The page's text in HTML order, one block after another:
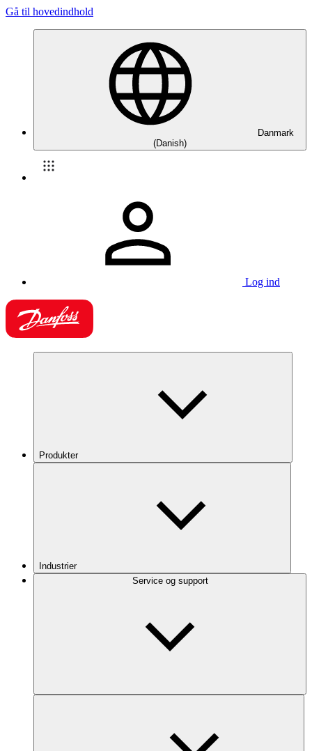
Gå til hovedindhold
Danmark
(Danish)
Log ind
Produkter
Industrier
Service og support